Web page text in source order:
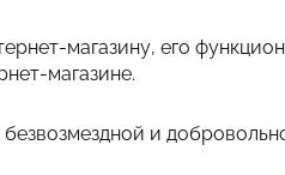
магазину, его
магазине.
безвозмездной и